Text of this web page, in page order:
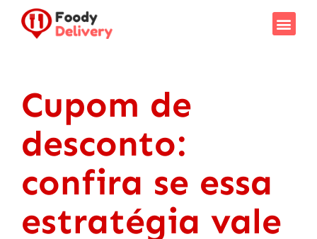
Cupom de
desconto:
confira se essa
estratégia vale